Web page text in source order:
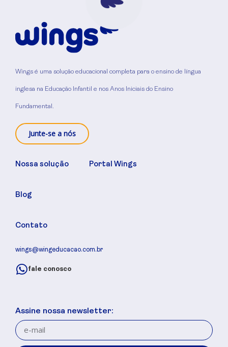
Wings é uma solução educacional completa para o ensino de língua
inglesa na Educação Infantil e nos Anos Iniciais do Ensino
Fundamental.
Junte-se a nós
Nossa solução
Blog
Contato
Portal Wings
wings@wingeducacao.com.br
fale conosco
Assine nossa newsletter: